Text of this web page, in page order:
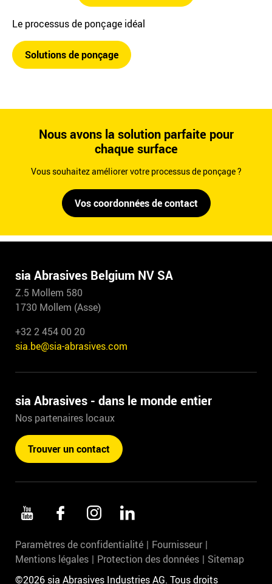
Le processus de ponçage idéal
Solutions de ponçage
Nous avons la solution parfaite pour
chaque surface
Vous souhaitez améliorer votre processus de ponçage ?
Vos coordonnées de contact
sia Abrasives Belgium NV SA
Z.5 Mollem 580
1730 Mollem (Asse)
+32 2 454 00 20
sia.be@sia-abrasives.com
sia Abrasives - dans le monde entier
Nos partenaires locaux
Trouver un contact
Paramètres de confidentialité
Fournisseur
Mentions légales
Protection des données
Sitemap
©2026 sia Abrasives Industries AG. Tous droits